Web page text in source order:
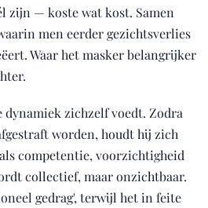
zijn — koste wat kost. Samen
men eerder gezichtsverlies
Waar het masker belangrijker
dynamiek zichzelf voedt. Zodra
worden, houdt hij zich
competentie, voorzichtigheid
collectief, maar onzichtbaar.
gedrag', terwijl het in feite